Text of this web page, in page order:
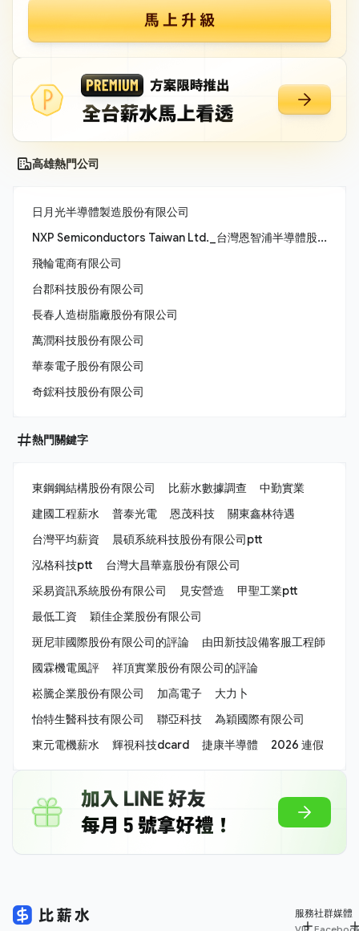
高雄熱門公司
日月光半導體製造股份有限公司
NXP Semiconductors Taiwan Ltd._台灣恩智浦半導體股份有限公司
飛輪電商有限公司
台郡科技股份有限公司
長春人造樹脂廠股份有限公司
萬潤科技股份有限公司
華泰電子股份有限公司
奇鋐科技股份有限公司
熱門關鍵字
東鋼鋼結構股份有限公司 比薪水數據調查
中勤實業
建國工程薪水
普泰光電 恩茂科技
關東鑫林待遇
台灣平均薪資
晨碩系統科技股份有限公司ptt
泓格科技ptt
台灣大昌華嘉股份有限公司
采易資訊系統股份有限公司
見安營造
甲聖工業ptt
最低工資
穎佳企業股份有限公司
斑尼菲國際股份有限公司的評論
由田新技設備客服工程師
國霖機電風評
祥頂實業股份有限公司的評論
崧騰企業股份有限公司
加高電子
大力卜
怡特生醫科技有限公司
聯亞科技
為穎國際有限公司
東元電機薪水
輝視科技dcard 捷康半導體 2026 連假
服務社群媒體